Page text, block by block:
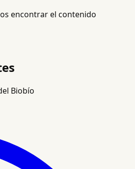
encontrar el contenido
Biobío